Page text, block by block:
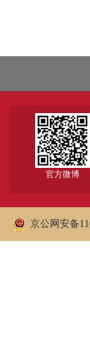
官方微博
京公网安备